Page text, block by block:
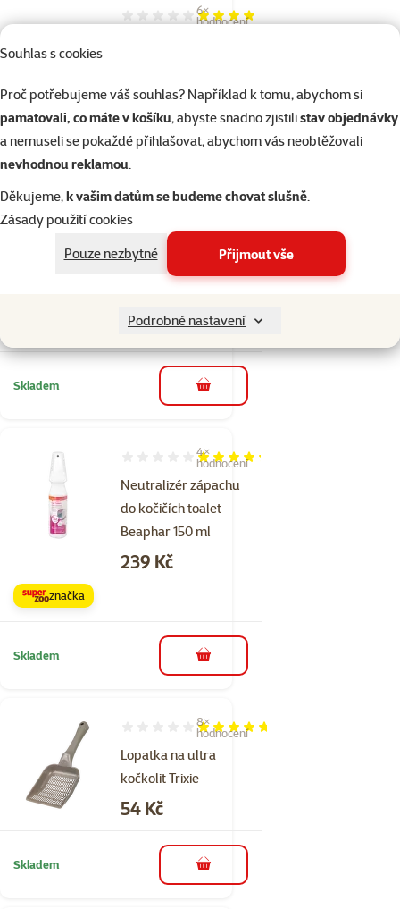
Souhlas s cookies
Proč potřebujeme váš souhlas? Například k tomu, abychom si
pamatovali, co máte v košíku, abyste snadno zjistilistav objednávky
a nemuseli se pokaždé přihlašovat, abychom vás neobtěžovali
nevhodnou reklamou.
Děkujeme,k vašim datům se budeme chovat slušně.
Zásady použití cookies
Pouze nezbytné
Přijmout vše
Podrobné nastavení
42x30x10cm
Hodnocení 77%, počet hodnocení: 6
6×
hodnocení
Cena
249 Kč
Toaleta SAVIC Nestor
Hodnocení 98%, počet hodnocení: 12
hodnocení
Cena
599 Kč
Skladem do košíku
Neutralizér zápachu
do kočičích toalet
Beaphar 150 ml
Hodnocení 85%, počet hodnocení: 4
4×
hodnocení
Cena
239 Kč
značka
Skladem do košíku
Lopatka na ultra
kočkolit Trixie
Hodnocení 93%, počet hodnocení: 8
8×
hodnocení
Cena
54 Kč
Skladem do košíku